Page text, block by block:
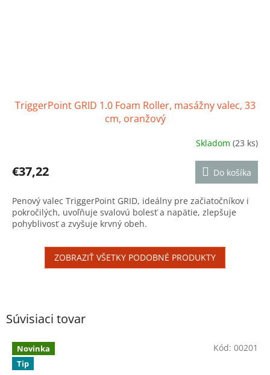
Súvisiaci tovar
Novinka
Tip
Kód: 00201
TriggerPoint GRID 1.0 Foam Roller, masážny valec, 33
cm, oranžový
produktu
je
z
5
hviezdičiek.
Skladom(23 ks)
€37,22 Do košíka
Penový valec TriggerPoint GRID, ideálny pre začiatočníkov i
pokročilých, uvoľňuje svalovú bolesť a napätie, zlepšuje
pohyblivosť a zvyšuje krvný obeh.
ZOBRAZIŤ VŠETKY PODOBNÉ PRODUKTY